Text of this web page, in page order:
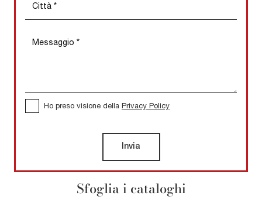
Sfoglia i cataloghi
Ho preso visione della Privacy Policy
Invia